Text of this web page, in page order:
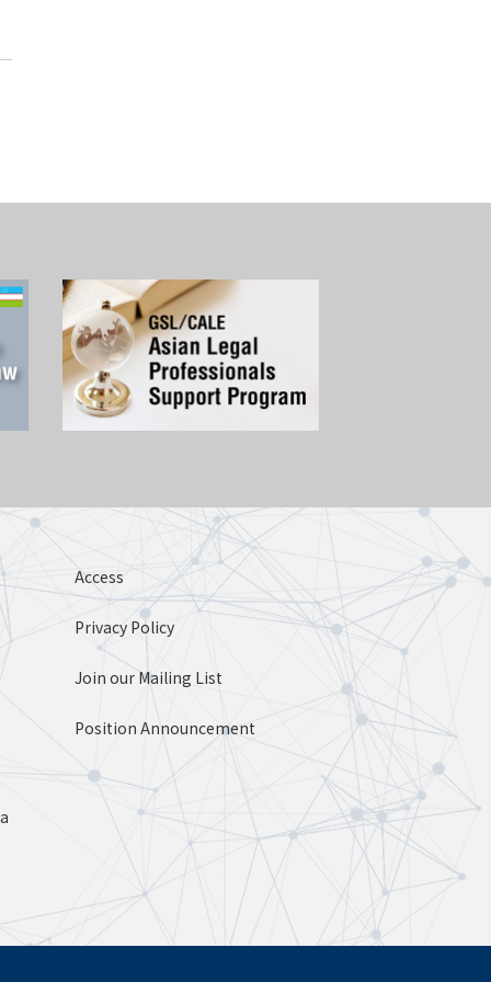
Access
Privacy Policy
Join our Mailing List
Position Announcement